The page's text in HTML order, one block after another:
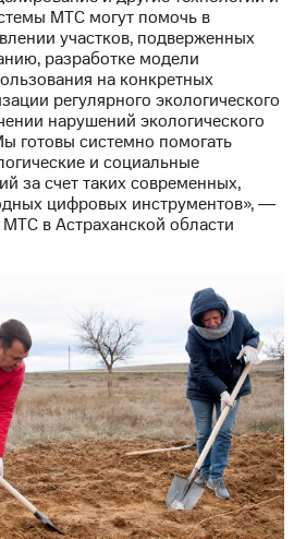
МТС могут помочь в
участков, подверженных
разработке модели
на конкретных
регулярного экологического
нарушений экологического
готовы системно помогать
и социальные
за счет таких современных,
цифровых инструментов», ―
в Астраханской области